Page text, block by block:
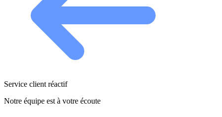
Service client réactif
Notre équipe est à votre écoute